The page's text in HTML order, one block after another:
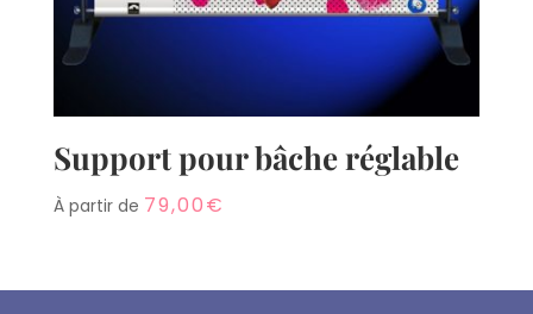
Support pour bâche réglable
À partir de 79,00€